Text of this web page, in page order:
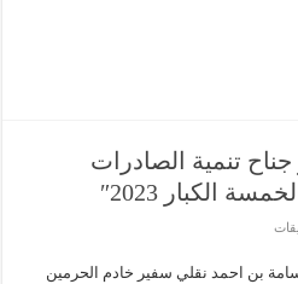
تنمية الصادرات
الكبار 2023″
على
يزور
بن احمد نقلي سفير خادم الحرمين